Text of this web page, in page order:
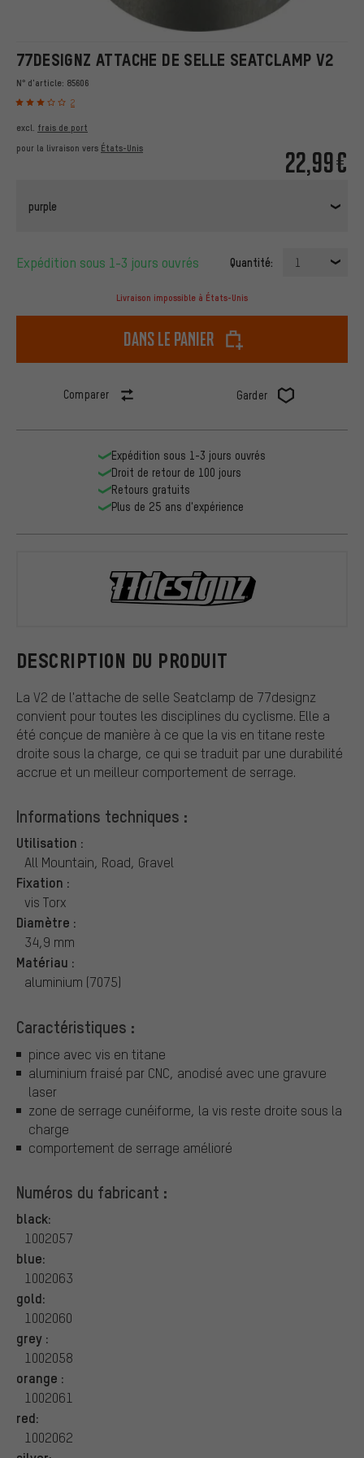
77DESIGNZ ATTACHE DE SELLE SEATCLAMP V2
N° d'article: 85606
2
22,99€
excl. frais de port
pour la livraison vers États-Unis
purple
Expédition sous 1-3 jours ouvrés Quantité: 1
Livraison impossible à États-Unis
dans le panier
Comparer Garder
DESCRIPTION DU PRODUIT
La V2 de l'attache de selle Seatclamp de 77designz
convient pour toutes les disciplines du cyclisme. Elle a
été conçue de manière à ce que la vis en titane reste
droite sous la charge, ce qui se traduit par une durabilité
accrue et un meilleur comportement de serrage.
Informations techniques :
Utilisation :
All Mountain, Road, Gravel
Fixation :
vis Torx
Diamètre :
34,9 mm
Matériau :
aluminium (7075)
Caractéristiques :
pince avec vis en titane
aluminium fraisé par CNC, anodisé avec une gravure
laser
zone de serrage cunéiforme, la vis reste droite sous la
charge
comportement de serrage amélioré
Numéros du fabricant :
black:
1002057
blue:
1002063
gold:
1002060
grey :
1002058
orange :
1002061
red:
1002062
Expédition sous 1-3 jours ouvrés
Droit de retour de 100 jours
Retours gratuits
Plus de 25 ans d'expérience